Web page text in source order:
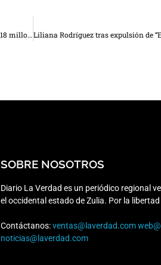
Presa en Medellín una venezolana por fraude de $18 millones en Dominicana
SOBRE NOSOTROS
Diario La Verdad es un periódico regional
el occidental estado de Zulia. Por la
Contáctanos:ventas@laverdad.com
noticias@laverdad.com